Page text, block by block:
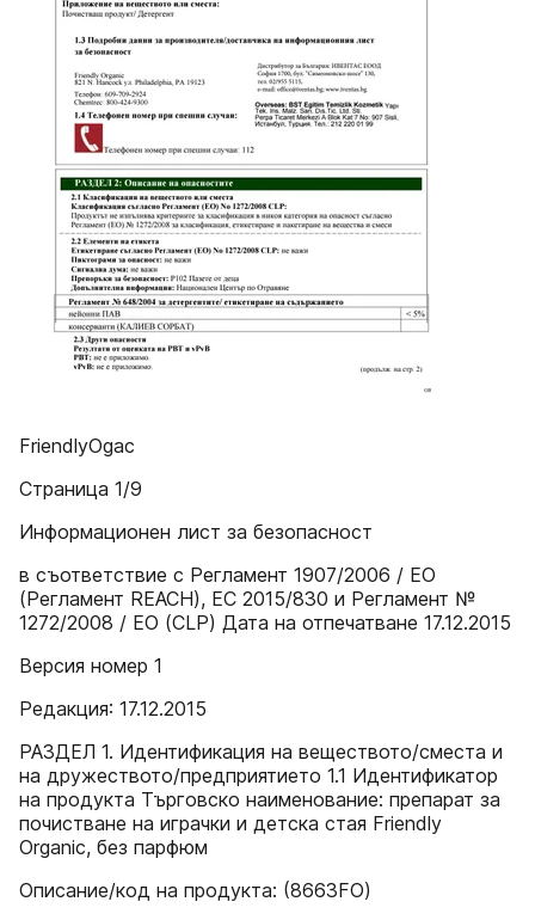
FriendlyOgac
Страница 1/9
Информационен лист за безопасност
в съответствие с Регламент 1907/2006 / ЕО
(Регламент REACH), ЕС 2015/830 и Регламент №
1272/2008 / ЕО (CLP) Дата на отпечатване 17.12.2015
Версия номер 1
Редакция: 17.12.2015
РАЗДЕЛ 1. Идентификация на веществото/сместа и
на дружеството/предприятието 1.1 Идентификатор
на продукта Търговско наименование: препарат за
почистване на играчки и детска стая Friendly
Organic, без парфюм
Описание/код на продукта: (8663FO)